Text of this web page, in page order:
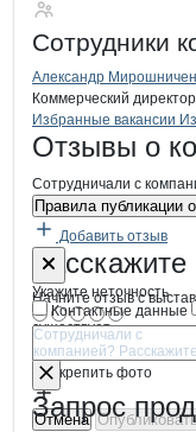
Сотрудники
Александр
Коммерческий директор
Бренды
Вакансии в
Избранные вакансии
Новости o
Отзывы о
Сотрудничали с
Правила публикации
Добавить отзыв
Расскажите
Начните отзыв с
Прикрепить фото
Отмена
Форма
Укажите неточность
Контактные данные
существует
Отмена Опубликовать
Запрос